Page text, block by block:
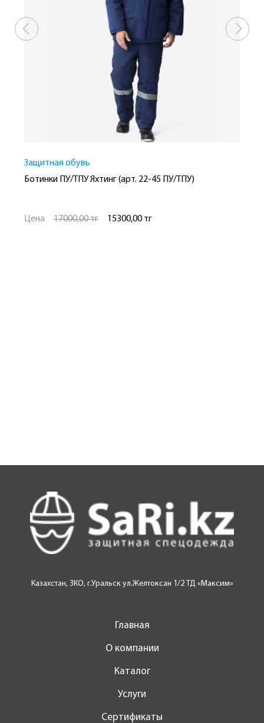
Защитная обувь
Ботинки ПУ/ТПУ Яхтинг (арт. 22-45 ПУ/ТПУ)
Цена 17000,00 тг 15300,00 тг
Казахстан, ЗКО, г.Уральск ул.Желтоксан 1/2 ТД «Максим»
Главная
О компании
Каталог
Услуги
Сертификаты